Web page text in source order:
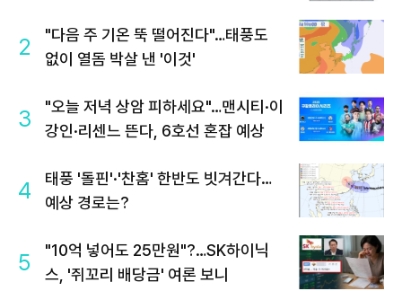
2
"다음 주 기온 뚝 떨어진다"…태풍도
없이 열돔 박살 낸 '이것'
3
"오늘 저녁 상암 피하세요"…맨시티·이
강인·리센느 뜬다, 6호선 혼잡 예상
4
태풍 '돌핀'·'찬홈' 한반도 빗겨간다…
예상 경로는?
5
"10억 넣어도 25만원"?…SK하이닉
스, '쥐꼬리 배당금' 여론 보니